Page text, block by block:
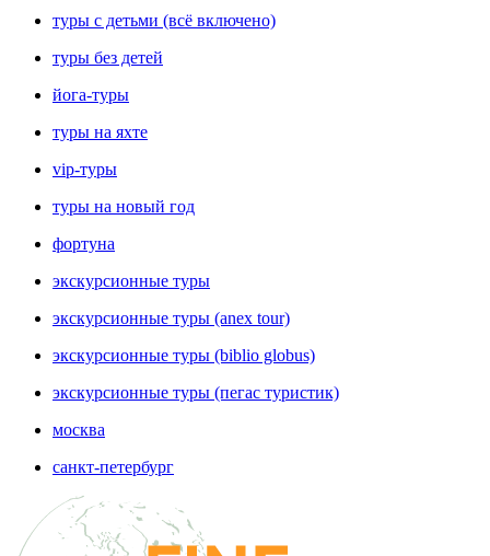
туры с детьми (всё включено)
туры без детей
йога-туры
туры на яхте
vip-туры
туры на новый год
фортуна
экскурсионные туры
экскурсионные туры (anex tour)
экскурсионные туры (biblio globus)
экскурсионные туры (пегас туристик)
москва
санкт-петербург